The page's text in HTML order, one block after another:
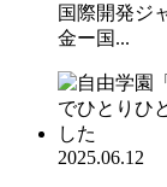
国際開発ジ
金ー国...
2025.06.12